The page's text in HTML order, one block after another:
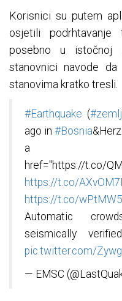
Korisnici su putem
osjetili
posebno u istočnoj
stanovnici navode
stanovima kratko tresli.
#Earthquake (
ago in #Bosnia
a
href="https://t.co/
https://t.co/
https://t.co/
Automatic
seismically
pic.twitter.com/
— EMSC